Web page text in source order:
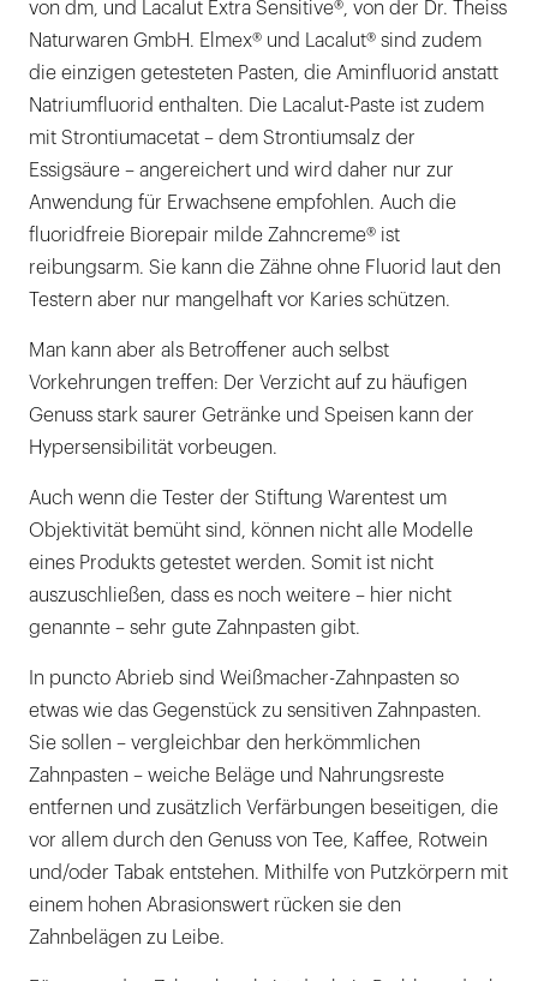
von dm, und Lacalut Extra Sensitive®, von der Dr. Theiss
Naturwaren GmbH. Elmex® und Lacalut® sind zudem
die einzigen getesteten Pasten, die Aminfluorid anstatt
Natriumfluorid enthalten. Die Lacalut-Paste ist zudem
mit Strontiumacetat – dem Strontiumsalz der
Essigsäure – angereichert und wird daher nur zur
Anwendung für Erwachsene empfohlen. Auch die
fluoridfreie Biorepair milde Zahncreme® ist
reibungsarm. Sie kann die Zähne ohne Fluorid laut den
Testern aber nur mangelhaft vor Karies schützen.
Man kann aber als Betroffener auch selbst
Vorkehrungen treffen: Der Verzicht auf zu häufigen
Genuss stark saurer Getränke und Speisen kann der
Hypersensibilität vorbeugen.
Auch wenn die Tester der Stiftung Warentest um
Objektivität bemüht sind, können nicht alle Modelle
eines Produkts getestet werden. Somit ist nicht
auszuschließen, dass es noch weitere – hier nicht
genannte – sehr gute Zahnpasten gibt.
In puncto Abrieb sind Weißmacher-Zahnpasten so
etwas wie das Gegenstück zu sensitiven Zahnpasten.
Sie sollen – vergleichbar den herkömmlichen
Zahnpasten – weiche Beläge und Nahrungsreste
entfernen und zusätzlich Verfärbungen beseitigen, die
vor allem durch den Genuss von Tee, Kaffee, Rotwein
und/oder Tabak entstehen. Mithilfe von Putzkörpern mit
einem hohen Abrasionswert rücken sie den
Zahnbelägen zu Leibe.